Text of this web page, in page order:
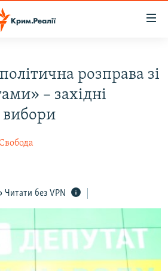
розправа зі
– західні
вибори
Читати без VPN